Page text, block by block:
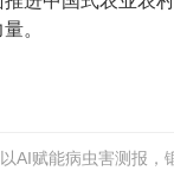
。
AI赋能病虫害测报，